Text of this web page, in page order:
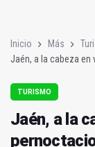
Inicio Más
Jaén, a la cabeza
TURISMO
Jaén, a la